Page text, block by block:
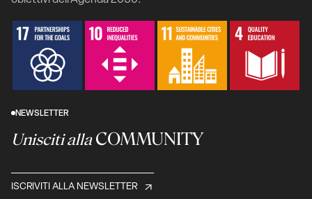
NEWSLETTER
Unisciti allaCOMMUNITY
ISCRIVITI ALLA NEWSLETTER